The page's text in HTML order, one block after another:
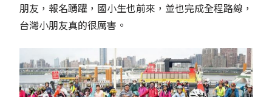
朋友，報名踴躍，國小生也前來，並也完成全程路線，
台灣小朋友真的很厲害。